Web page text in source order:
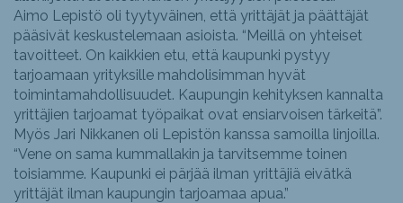
Aimo Lepistö oli tyytyväinen, että yrittäjät ja päättäjät
pääsivät keskustelemaan asioista. “Meillä on yhteiset
tavoitteet. On kaikkien etu, että kaupunki pystyy
tarjoamaan yrityksille mahdolisimman hyvät
toimintamahdollisuudet. Kaupungin kehityksen kannalta
yrittäjien tarjoamat työpaikat ovat ensiarvoisen tärkeitä”.
Myös Jari Nikkanen oli Lepistön kanssa samoilla linjoilla.
“Vene on sama kummallakin ja tarvitsemme toinen
toisiamme. Kaupunki ei pärjää ilman yrittäjiä eivätkä
yrittäjät ilman kaupungin tarjoamaa apua.”